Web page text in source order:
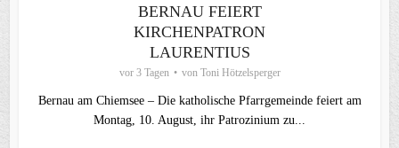
BERNAU FEIERT
KIRCHENPATRON
LAURENTIUS
vor 3 Tagen von Toni Hötzelsperger
Bernau am Chiemsee – Die katholische Pfarrgemeinde feiert am
Montag, 10. August, ihr Patrozinium zu...